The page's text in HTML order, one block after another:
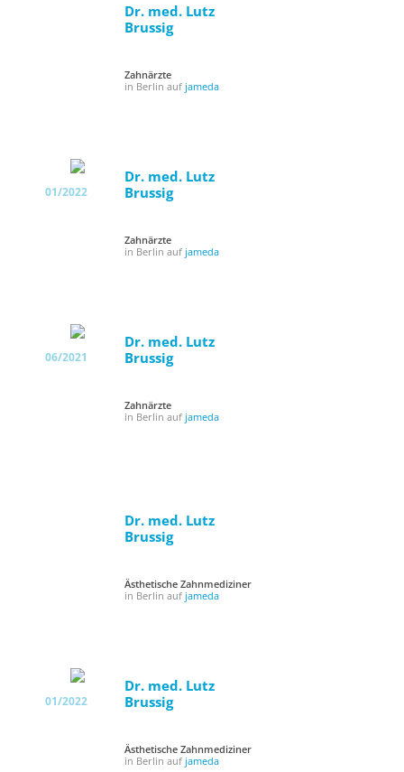
Dr. med. Lutz
Brussig
Zahnärzte
in Berlin auf jameda
Dr. med. Lutz
Brussig
Zahnärzte
in Berlin auf jameda
01/2022
Dr. med. Lutz
Brussig
Zahnärzte
in Berlin auf jameda
06/2021
Dr. med. Lutz
Brussig
Ästhetische Zahnmediziner
in Berlin auf jameda
Dr. med. Lutz
Brussig
Ästhetische Zahnmediziner
in Berlin auf jameda
01/2022